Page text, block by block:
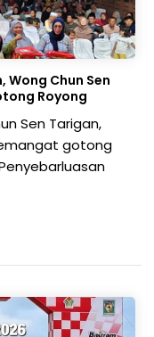
Chun Sen
Royong
Sen Tarigan,
gotong